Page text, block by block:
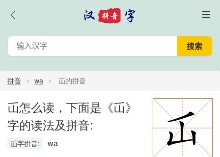
拼音 wa 屲的拼音
屲怎么读，下面是《屲》
字的读法及拼音:
屲字拼音: wa